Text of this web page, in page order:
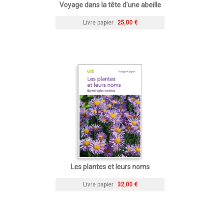
Voyage dans la tête d'une abeille
Livre papier 25,00 €
Les plantes et leurs noms
Livre papier 32,00 €